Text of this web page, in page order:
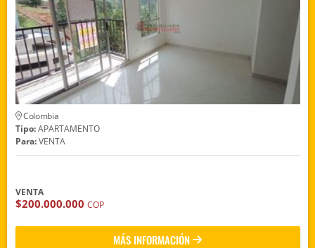
Colombia
Tipo:APARTAMENTO
Para:VENTA
VENTA
$200.000.000 COP
MÁS INFORMACIÓN